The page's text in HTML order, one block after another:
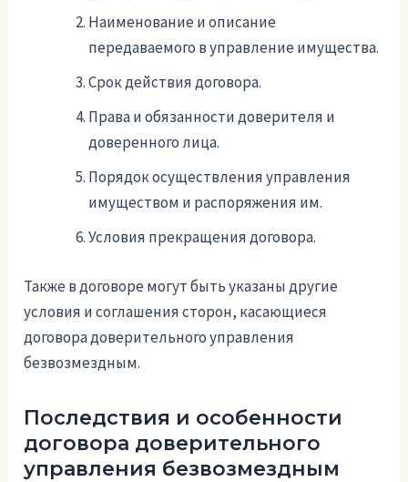
Наименование и описание
передаваемого в управление имущества.
Срок действия договора.
Права и обязанности доверителя и
доверенного лица.
Порядок осуществления управления
имуществом и распоряжения им.
Условия прекращения договора.
Также в договоре могут быть указаны другие
условия и соглашения сторон, касающиеся
договора доверительного управления
безвозмездным.
Последствия и особенности
договора доверительного
управления безвозмездным